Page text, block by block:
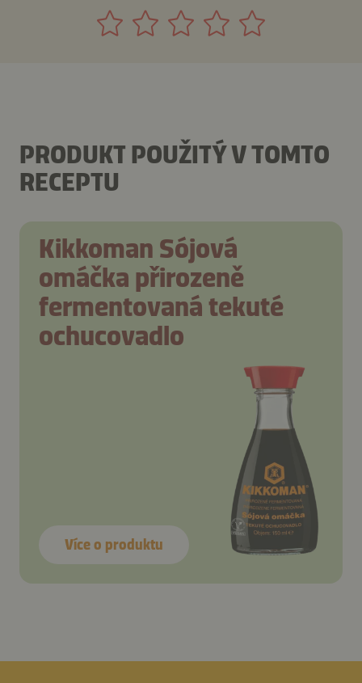
PRODUKT POUŽITÝ V TOMTO
RECEPTU
Kikkoman Sójová
omáčka přirozeně
fermentovaná tekuté
ochucovadlo
Více o produktu